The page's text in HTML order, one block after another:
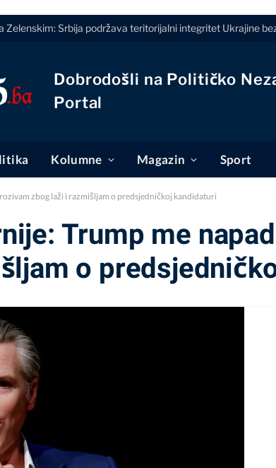
Zelenskim: Srbija podržava teritorijalni integritet Ukrajine
Dobrodošli na Političko
Portal
Kolumne Magazin Sport
zbog laži i razmišljam o predsjedničkoj kandidaturi
Trump me
o